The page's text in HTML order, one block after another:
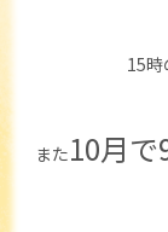
15時
また10月で